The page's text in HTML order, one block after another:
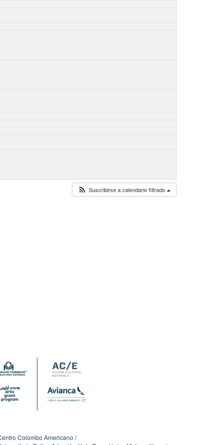
Suscribirse a calendario filtrado
Colombo Americano